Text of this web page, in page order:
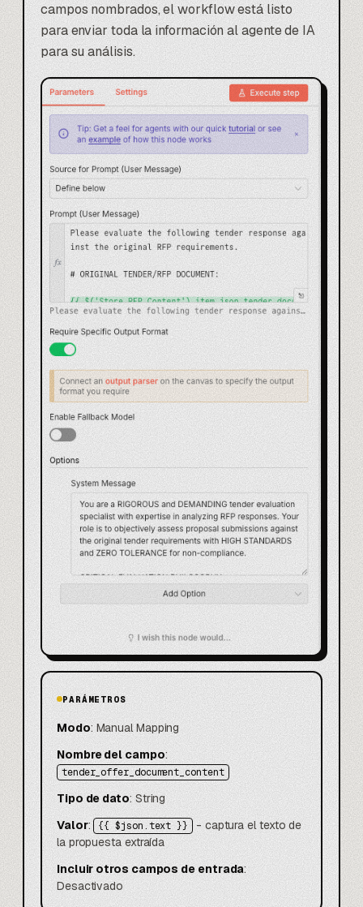
campos nombrados, el workflow está listo
para enviar toda la información al agente de IA
para su análisis.
PARÁMETROS
Modo: Manual Mapping
Nombre del campo:
tender_offer_document_content
Tipo de dato: String
Valor: {{ $json.text }}
- captura el texto de
la propuesta extraída
Incluir otros campos de entrada:
Desactivado